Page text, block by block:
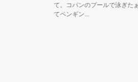
て。コパンのプールで泳ぎたぁ
てペンギン...